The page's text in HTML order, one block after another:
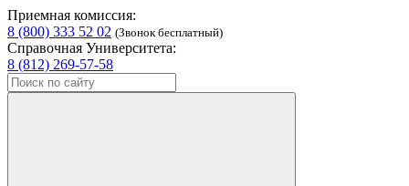
Приемная комиссия:
8 (800) 333 52 02 (Звонок бесплатный)
Справочная Университета:
8 (812) 269-57-58